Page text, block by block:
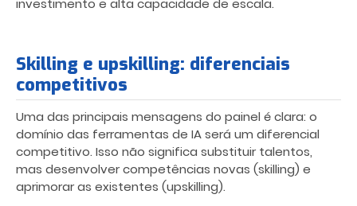
investimento e alta capacidade de escala.
Skilling e upskilling: diferenciais
competitivos
Uma das principais mensagens do painel é clara: o
domínio das ferramentas de IA será um diferencial
competitivo. Isso não significa substituir talentos,
mas desenvolver competências novas (skilling) e
aprimorar as existentes (upskilling).